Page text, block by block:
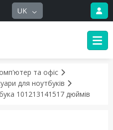
UK
та офіс
для ноутбуків
101213141517 дюймів